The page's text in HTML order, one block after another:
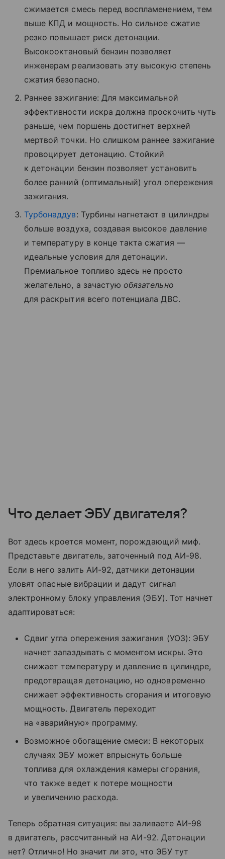
сжимается смесь перед воспламенением, тем
выше КПД и мощность. Но сильное сжатие
резко повышает риск детонации.
Высокооктановый бензин позволяет
инженерам реализовать эту высокую степень
сжатия безопасно.
Раннее зажигание: Для максимальной
эффективности искра должна проскочить чуть
раньше, чем поршень достигнет верхней
мертвой точки. Но слишком раннее зажигание
провоцирует детонацию. Стойкий
к детонации бензин позволяет установить
более ранний (оптимальный) угол опережения
зажигания.
Турбонаддув: Турбины нагнетают в цилиндры
больше воздуха, создавая высокое давление
и температуру в конце такта сжатия —
идеальные условия для детонации.
Премиальное топливо здесь не просто
желательно, а зачастую обязательно
для раскрытия всего потенциала ДВС.
Что делает ЭБУ двигателя?
Вот здесь кроется момент, порождающий миф.
Представьте двигатель, заточенный под АИ-98.
Если в него залить АИ-92, датчики детонации
уловят опасные вибрации и дадут сигнал
электронному блоку управления (ЭБУ). Тот начнет
адаптироваться:
Сдвиг угла опережения зажигания (УОЗ): ЭБУ
начнет запаздывать с моментом искры. Это
снижает температуру и давление в цилиндре,
предотвращая детонацию, но одновременно
снижает эффективность сгорания и итоговую
мощность. Двигатель переходит
на «аварийную» программу.
Возможное обогащение смеси: В некоторых
случаях ЭБУ может впрыснуть больше
топлива для охлаждения камеры сгорания,
что также ведет к потере мощности
и увеличению расхода.
Теперь обратная ситуация: вы заливаете АИ-98
в двигатель, рассчитанный на АИ-92. Детонации
нет? Отлично! Но значит ли это, что ЭБУ тут